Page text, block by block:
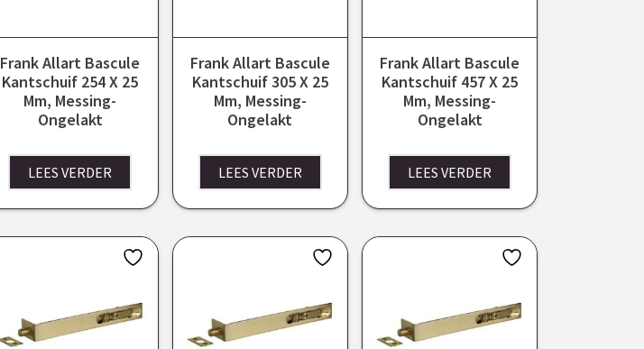
Frank Allart Bascule
Kantschuif 254 X 25
Mm, Messing-
Ongelakt
LEES VERDER
Frank Allart Bascule
Kantschuif 305 X 25
Mm, Messing-
Ongelakt
LEES VERDER
Frank Allart Bascule
Kantschuif 457 X 25
Mm, Messing-
Ongelakt
LEES VERDER